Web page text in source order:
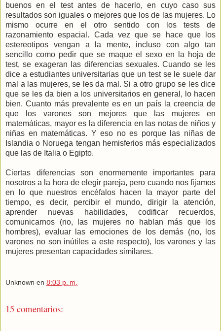
buenos en el test antes de hacerlo, en cuyo caso sus
resultados son iguales o mejores que los de las mujeres. Lo
mismo ocurre en el otro sentido con los tests de
razonamiento espacial. Cada vez que se hace que los
estereotipos vengan a la mente, incluso con algo tan
sencillo como pedir que se maque el sexo en la hoja de
test, se exageran las diferencias sexuales. Cuando se les
dice a estudiantes universitarias que un test se le suele dar
mal a las mujeres, se les da mal. Si a otro grupo se les dice
que se les da bien a los universitarios en general, lo hacen
bien. Cuanto más prevalente es en un país la creencia de
que los varones son mejores que las mujeres en
matemáticas, mayor es la diferencia en las notas de niños y
niñas en matemáticas. Y eso no es porque las niñas de
Islandia o Noruega tengan hemisferios más especializados
que las de Italia o Egipto.
Ciertas diferencias son enormemente importantes para
nosotros a la hora de elegir pareja, pero cuando nos fijamos
en lo que nuestros encéfalos hacen la mayor parte del
tiempo, es decir, percibir el mundo, dirigir la atención,
aprender nuevas habilidades, codificar recuerdos,
comunicarnos (no, las mujeres no hablan más que los
hombres), evaluar las emociones de los demás (no, los
varones no son inútiles a este respecto), los varones y las
mujeres presentan capacidades similares.
Unknown en 8:03 p. m.
15 comentarios: